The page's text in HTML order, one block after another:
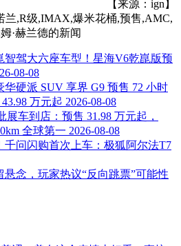
【来源：ign】
兰,R级,IMAX,爆米花桶,预售,AMC,
·赫兰德的新闻
智驾大六座车型！星海V6乾崑版预
08-08
硬派 SUV 享界 G9 预售 72 小时
万元起 2026-08-08
展车到店：预售 31.98 万元起，
全球第一 2026-08-08
千问闪购首次上车：极狐阿尔法T7
悬念，玩家热议“反向跳票”可能性